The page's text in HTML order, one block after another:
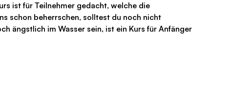
ist für Teilnehmer gedacht, welche die
schon beherrschen, solltest du noch nicht
ängstlich im Wasser sein, ist ein Kurs für Anfänger